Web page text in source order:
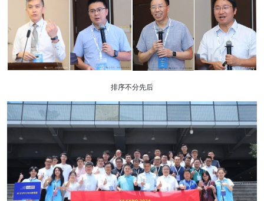
排序不分先后